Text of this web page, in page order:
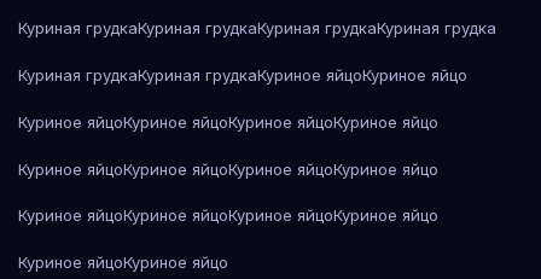
Куриная грудкаКуриная грудкаКуриная грудкаКуриная грудка
Куриная грудкаКуриная грудкаКуриное яйцоКуриное яйцо
Куриное яйцоКуриное яйцоКуриное яйцоКуриное яйцо
Куриное яйцоКуриное яйцоКуриное яйцоКуриное яйцо
Куриное яйцоКуриное яйцоКуриное яйцоКуриное яйцо
Куриное яйцоКуриное яйцо